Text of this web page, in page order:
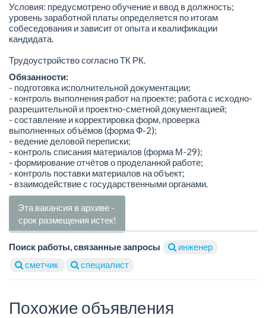
Условия: предусмотрено обучение и ввод в должность;
уровень заработной платы определяется по итогам
собеседования и зависит от опыта и квалификации
кандидата.
Трудоустройство согласно ТК РК.
Обязанности:
- подготовка исполнительной документации;
- контроль выполнения работ на проекте; работа с исходно-
разрешительной и проектно-сметной документацией;
- составление и корректировка форм, проверка
выполненных объёмов (форма Ф-2);
- ведение деловой переписки;
- контроль списания материалов (форма М-29);
- формирование отчётов о проделанной работе;
- контроль поставки материалов на объект;
- взаимодействие с государственными органами.
Эта вакансия в архиве -
срок размещения истек!
Поиск работы, связанные запросы
инженер
сметчик
специалист
Похожие объявления